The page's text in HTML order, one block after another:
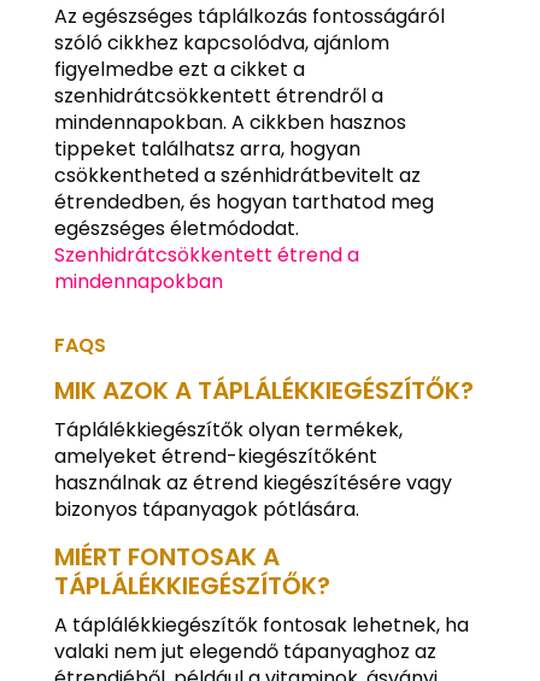
Az egészséges táplálkozás fontosságáról
szóló cikkhez kapcsolódva, ajánlom
figyelmedbe ezt a cikket a
szenhidrátcsökkentett étrendről a
mindennapokban. A cikkben hasznos
tippeket találhatsz arra, hogyan
csökkentheted a szénhidrátbevitelt az
étrendedben, és hogyan tarthatod meg
egészséges életmódodat.
Szenhidrátcsökkentett étrend a
mindennapokban
FAQS
MIK AZOK A TÁPLÁLÉKKIEGÉSZÍTŐK?
Táplálékkiegészítők olyan termékek,
amelyeket étrend-kiegészítőként
használnak az étrend kiegészítésére vagy
bizonyos tápanyagok pótlására.
MIÉRT FONTOSAK A
TÁPLÁLÉKKIEGÉSZÍTŐK?
A táplálékkiegészítők fontosak lehetnek, ha
valaki nem jut elegendő tápanyaghoz az